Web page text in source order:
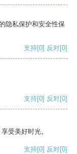
隐私保护和安全性保
支持[0] 反对[0]
支持[0] 反对[0]
受美好时光。
支持[0] 反对[0]